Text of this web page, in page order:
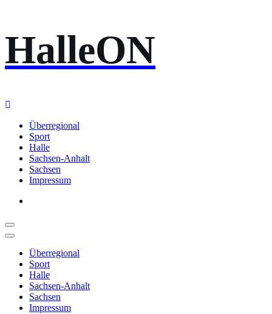
Inhalt
springen
HalleON
Überregional
Sport
Halle
Sachsen-Anhalt
Sachsen
Impressum
Überregional
Sport
Halle
Sachsen-Anhalt
Sachsen
Impressum